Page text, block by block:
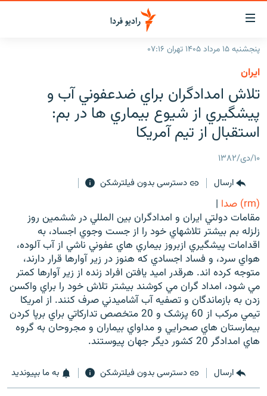
لینک‌های
قابلیت
دسترسی
بازگشت
به
اصلی
رفتن
صفحه
ایران
جهان
رادیو
گزارش‌های تصویری
گزارش‌های ویدئویی
زنان فردا
English
به ما بپیوندید
زبان‌های دیگر
پنجشنبه ۱۵ مرداد ۱۴۰۵ تهران ۰۷:۱۶
ايران
تلاش امدادگران براي ضدعفوني آب و
پيشگيري از شيوع بيماري ها در بم:
استقبال از تيم آمريكا
۱۰/دی/۱۳۸۲
ارسال
دسترسی بدون فیلترشکن
(rm) صدا
|
مقامات دولتي ايران و امدادگران بين المللي در ششمين روز
زلزله بم بيشتر تلاشهاي خود را از جست وجوي اجساد، به
اقدامات پيشگيري ازبروز بيماري هاي عفوني ناشي از آب آلوده،
هواي سرد، و فساد اجسادي که هنوز در زير آوارها قرار دارند،
متوجه کرده اند. هرقدر اميد يافتن افراد زنده از زير آوارها کمتر
مي شود، امداد گران مي کوشند بيشتر تلاش خود را براي واکسن
زدن به بازماندگان و تصفيه آب آشاميدني صرف کنند. از امريکا
تيمي مرکب از 60 پزشک و 20 متخصص تدارکاتي براي برپا کردن
بيمارستان هاي صحرايي و مداواي بيماران و مجروحان به گروه
هاي امدادگر 20 کشور ديگر جهان پيوستند.
ارسال دسترسی بدون فیلترشکن به ما بپیوندید